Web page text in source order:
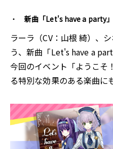
新曲「Let's have a party
ラーラ（CV：山根 綺）、
う、新曲「Let's have a
今回のイベント「ようこ
る特別な効果のある楽曲に